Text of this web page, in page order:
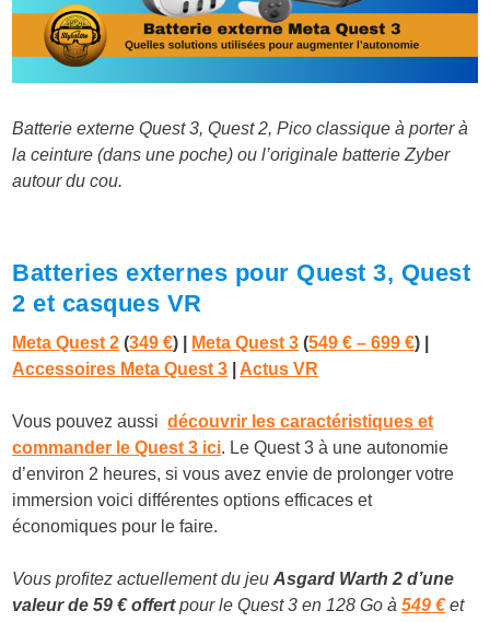
Batterie externe Quest 3, Quest 2, Pico classique à porter à
la ceinture (dans une poche) ou l’originale batterie Zyber
autour du cou.
Batteries externes pour Quest 3, Quest
2 et casques VR
Meta Quest 2 (349 €) | Meta Quest 3 (549 € – 699 €)
Accessoires Meta Quest 3
Actus VR
Vous pouvez aussidécouvrir les caractéristiques et
commander le Quest 3 ici. Le Quest 3 à une autonomie
d’environ 2 heures, si vous avez envie de prolonger votre
immersion voici différentes options efficaces et
économiques pour le faire.
Vous profitez actuellement du jeuAsgard Warth 2 d’une
valeur de 59 € offertpour le Quest 3 en 128 Go à549 € et